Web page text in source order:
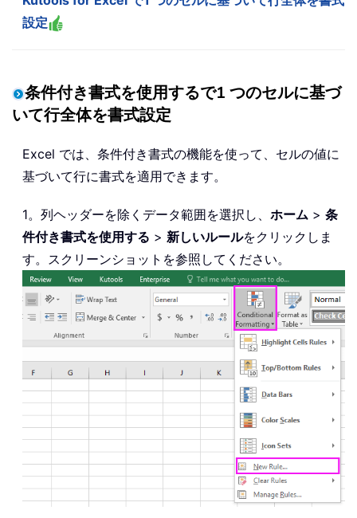
設定
条件付き書式を使用するで1 つのセルに基づ
いて行全体を書式設定
Excel では、条件付き書式の機能を使って、セルの値に
基づいて行に書式を適用できます。
1。列ヘッダーを除くデータ範囲を選択し、 ホーム > 条
件付き書式を使用する > 新しいルールをクリックしま
す。スクリーンショットを参照してください。